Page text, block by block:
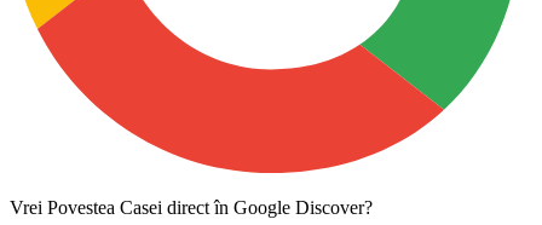
Vrei Povestea Casei direct în Google Discover?